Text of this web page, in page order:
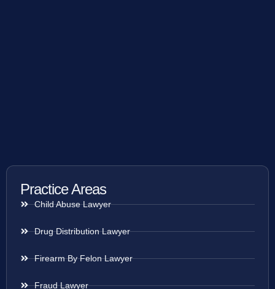
Practice Areas
Child Abuse Lawyer
Drug Distribution Lawyer
Firearm By Felon Lawyer
Fraud Lawyer